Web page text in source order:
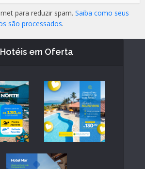
para reduzir spam.Saiba como seus
são processados.
Hotéis em Oferta